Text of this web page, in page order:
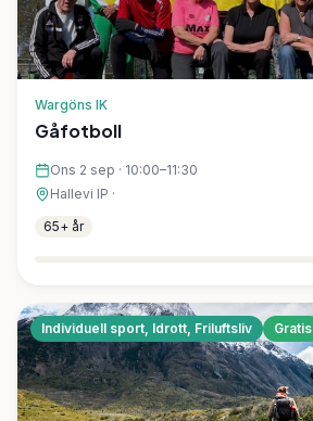
Wargöns IK
Gåfotboll
Ons 2 sep · 10:00–11:30
Hallevi IP ·
65+ år
Individuell sport, Idrott, Friluftsliv Gratis